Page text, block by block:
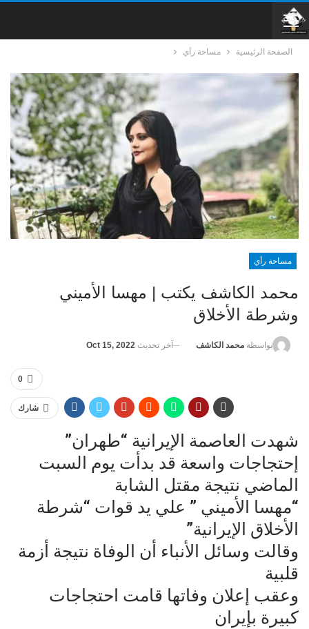
الصفحة الرئيسية مساحة رأي
مساحة رأي
محمد الكاشف يكتب | مهسا الأميني
وشرطة الأخلاق
بواسطة محمد الكاشف آخر تحديث Oct 15, 2022
0
شارك
شهدت العاصمة الإيرانية “طهران”
إحتجاجات واسعة قد بدأت يوم السبت
الماضي نتيجة مقتل الشابة
“مهسا الأميني ” علي يد قوات “شرطة
الأخلاق الإيرانية”
وقالت وسائل الأنباء أن الوفاة نتيجة أزمة
قلبية
وعقب إعلان وفاتها قامت احتجاجات
كبيرة بإيران